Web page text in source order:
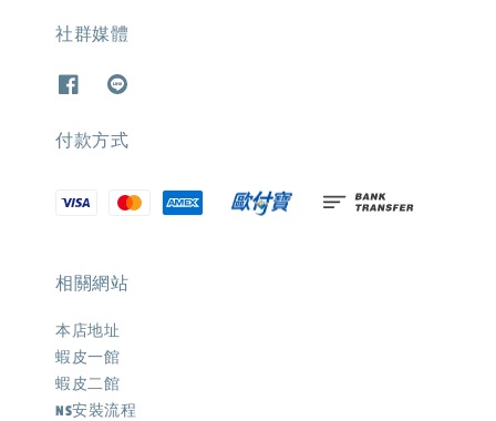
社群媒體
付款方式
相關網站
本店地址
蝦皮一館
蝦皮二館
NS安裝流程